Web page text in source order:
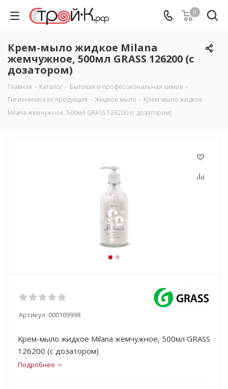
0
Крем-мыло жидкое Milana
жемчужное, 500мл GRASS 126200 (с
дозатором)
Главная - Каталог - Бытовая и профессиональная химия -
Гигиеническая продукция - Жидкое мыло - Крем-мыло жидкое
Milana жемчужное, 500мл GRASS 126200 (с дозатором)
Артикул: 000109998
Крем-мыло жидкое Milana жемчужное, 500мл GRASS
126200 (с дозатором)
Подробнее